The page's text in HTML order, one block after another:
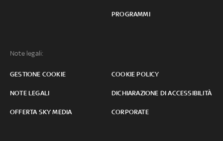
PROGRAMMI
Note legali:
GESTIONE COOKIE COOKIE POLICY
NOTE LEGALI DICHIARAZIONE DI ACCESSIBILITÀ
OFFERTA SKY MEDIA CORPORATE